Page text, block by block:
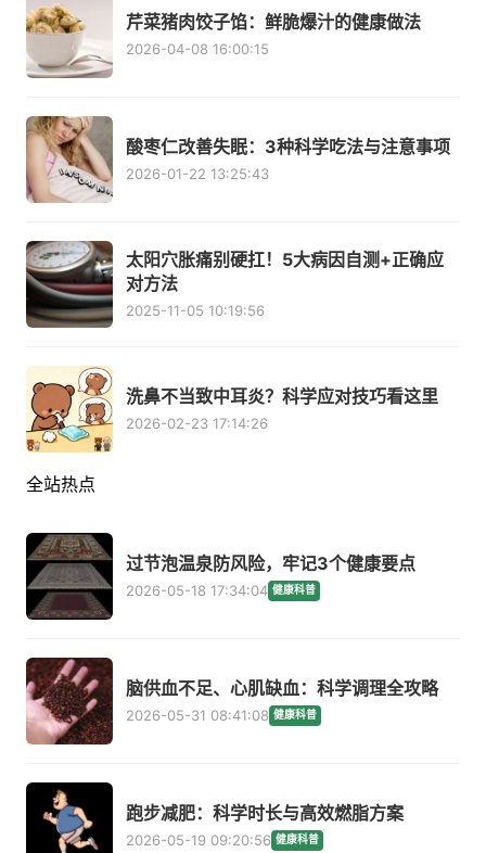
芹菜猪肉饺子馅：鲜脆爆汁的健康做法
2026-04-08 16:00:15
酸枣仁改善失眠：3种科学吃法与注意事项
2026-01-22 13:25:43
太阳穴胀痛别硬扛！5大病因自测+正确应
对方法
2025-11-05 10:19:56
洗鼻不当致中耳炎？科学应对技巧看这里
2026-02-23 17:14:26
全站热点
过节泡温泉防风险，牢记3个健康要点
2026-05-18 17:34:04 健康科普
脑供血不足、心肌缺血：科学调理全攻略
2026-05-31 08:41:08 健康科普
跑步减肥：科学时长与高效燃脂方案
2026-05-19 09:20:56 健康科普